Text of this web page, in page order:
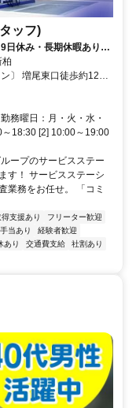
ッフ)
日休み・長期休暇あり／
取得支援制度あり
〕 増尾東口徒歩約12
柏東口徒歩約13分 増尾
務曜日：月・火・水・
18:30 [2] 10:00～19:00
ープのサービスステー
す！ サービスステーシ
業務をお任せ。 「コミ
支援あり
フリーター歓迎
当あり
経験者歓迎
あり 交通費支給
社割あり